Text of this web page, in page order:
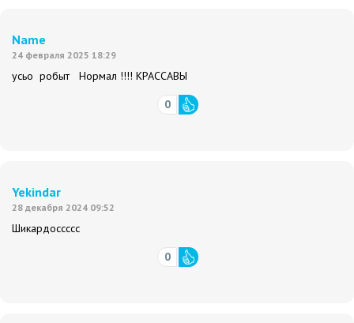
Name
24 февраля 2025 18:29
усьо робыт Нормал !!!! КРАССАВЫ
0
Yekindar
28 декабря 2024 09:52
Шикардоссссс
0